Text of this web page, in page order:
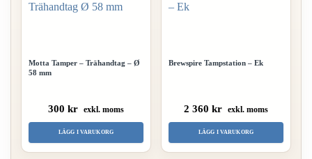
Motta Tamper – Trähandtag – Ø
58 mm
300 kr exkl. moms
LÄGG I VARUKORG
Brewspire Tampstation – Ek
2 360 kr exkl. moms
LÄGG I VARUKORG